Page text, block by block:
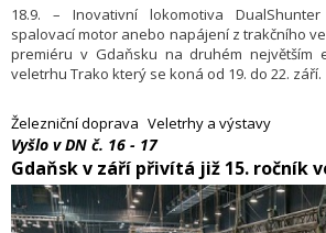
18.9. – Inovativní lokomotiva
spalovací motor anebo napájení z trakčního
premiéru v Gdaňsku na druhém největším
veletrhu Trako který se koná od 19. do 22. září.
Železniční doprava Veletrhy a výstavy
Vyšlo v DN č. 16 - 17
​Gdaňsk v září přivítá již 15. ročník